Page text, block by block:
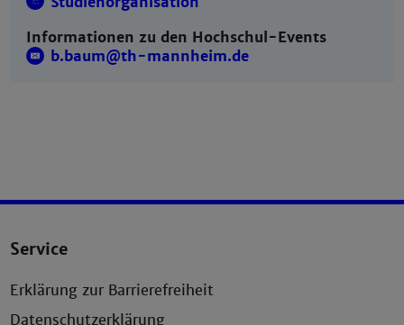
Informationen zu den Hochschul-Events
b.baum@th-mannheim.de
Service
Erklärung zur Barrierefreiheit
Datenschutzerklärung